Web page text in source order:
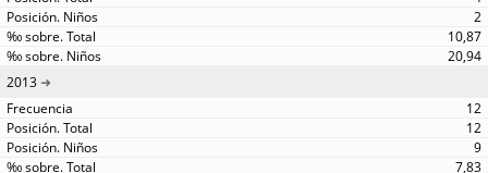
2
10,87
20,94
2013
12
12
9
7,83